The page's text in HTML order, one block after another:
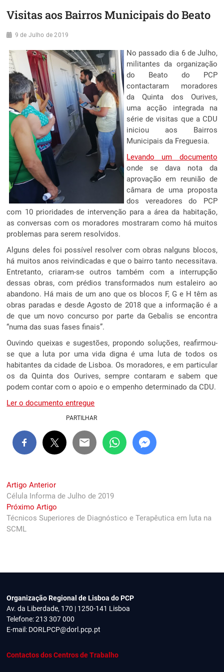
Visitas aos Bairros Municipais do Beato
9 de Julho de 2019
No passado dia 6 de Julho,
militantes da organização
do Beato do PCP
contactaram moradores
da Quinta dos Ourives,
uma acção integrada na
série de visitas que a CDU
iniciou aos Bairros
Municipais da Freguesia.
Levando um documento
onde se dava nota da
aprovação em reunião de
câmara de uma proposta
dos vereadores do PCP
com 10 prioridades de intervenção para a área da habitação,
as conversas com os moradores mostraram como há muitos
problemas para serem resolvidos.
Alguns deles foi possível resolver com obras nalguns blocos,
há muitos anos reivindicadas e que o bairro tanto necessitava.
Entretanto, criaram-se outros também com a interrupção
dessas obras, com prédios transformados num estaleiro ao
abandono. Há mais de um ano que os blocos F, G e H têm as
obras paradas e desde Agosto de 2018 que a informação é a
de que um novo concurso por parte da Gebalis se encontra
“numa das suas fases finais”.
Ouvindo queixas e sugestões, propondo soluções, reafirmou-
se que a luta por uma vida digna é uma luta de todos os
habitantes da cidade de Lisboa. Os moradores, e em particular
os da Quinta dos Ourives, sempre contaram e sabem que
podem contar com o apoio e o empenho determinado da CDU.
Ler o documento entregue
PARTILHAR
Navegação
de
artigos
Artigo AnteriorPrevious
post:
Célula Informa de Julho de 2019
Próximo Artigo
post:
Técnicos Superiores de Diagnóstico e Terapêutica em luta na
SCML
Organização Regional de Lisboa do PCP
Av. da Liberdade, 170 | 1250-141 Lisboa
Telefone: 213 307 000
E-mail: DORLPCP@dorl.pcp.pt
Contactos dos Centros de Trabalho